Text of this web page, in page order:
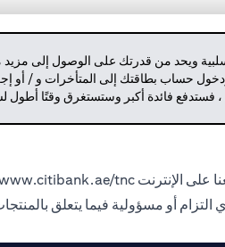
ويحد من قدرتك على الوصول إلى مزيد
حساب بطاقتك إلى المتأخرات و / أو
، فستدفع فائدة أكبر وستستغرق وقتًا
على الإنترنت tnc.
أو مسؤولية فيما يتعلق